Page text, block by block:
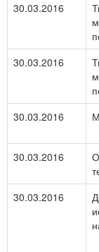
30.03.2016
30.03.2016
30.03.2016
30.03.2016
30.03.2016